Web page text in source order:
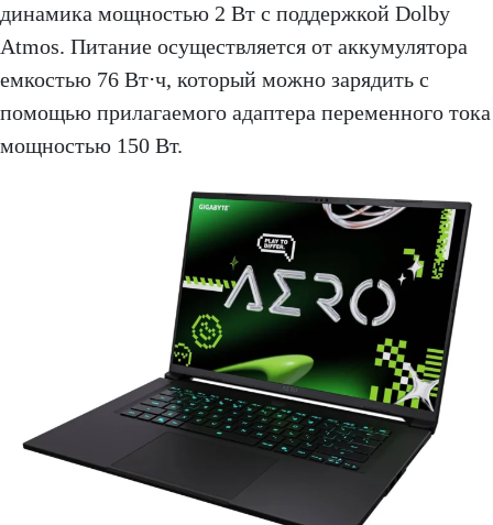
динамика мощностью 2 Вт с поддержкой Dolby
Atmos. Питание осуществляется от аккумулятора
емкостью 76 Вт⋅ч, который можно зарядить с
помощью прилагаемого адаптера переменного тока
мощностью 150 Вт.